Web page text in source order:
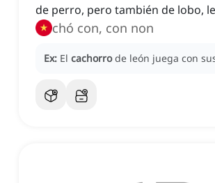
de perro, pero también de lobo,
chó con, con non
Ex: El cachorro de león juega con